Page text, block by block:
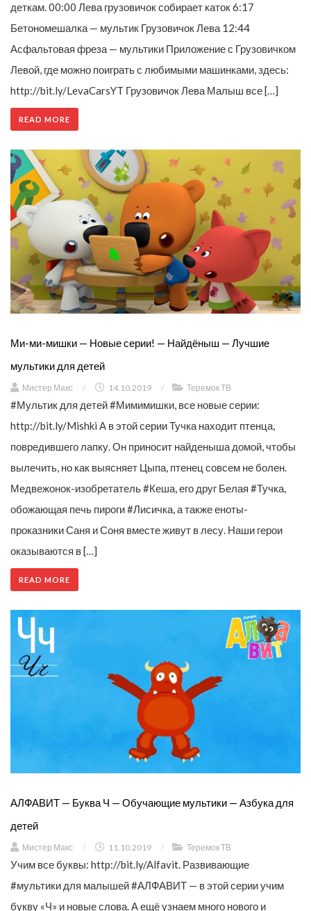
деткам. 00:00 Лева грузовичок собирает каток 6:17
Бетономешалка — мультик Грузовичок Лева 12:44
Асфальтовая фреза — мультики Приложение с Грузовичком
Левой, где можно поиграть с любимыми машинками, здесь:
http://bit.ly/LevaCarsYT Грузовичок Лева Малыш все […]
READ MORE
Ми-ми-мишки — Новые серии! — Найдёныш — Лучшие
мультики для детей
Мистер Макс / 14.10.2019 / Теремок ТВ
#Мультик для детей #Мимимишки, все новые серии:
http://bit.ly/Mishki А в этой серии Тучка находит птенца,
повредившего лапку. Он приносит найденыша домой, чтобы
вылечить, но как выясняет Цыпа, птенец совсем не болен.
Медвежонок-изобретатель #Кеша, его друг Белая #Тучка,
обожающая печь пироги #Лисичка, а также еноты-
проказники Саня и Соня вместе живут в лесу. Наши герои
оказываются в […]
READ MORE
АЛФАВИТ — Буква Ч — Обучающие мультики — Азбука для
детей
Мистер Макс / 11.10.2019 / Теремок ТВ
Учим все буквы: http://bit.ly/Alfavit. Развивающие
#мультики для малышей #АЛФАВИТ — в этой серии учим
букву «Ч» и новые слова. А ещё узнаем много нового и